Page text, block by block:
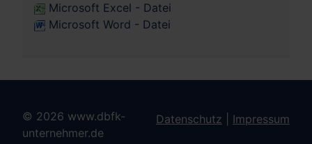
Microsoft Excel - Datei
Microsoft Word - Datei
© 2026 www.dbfk-
unternehmer.de
Datenschutz Impressum